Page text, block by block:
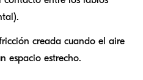
creada cuando el aire
espacio estrecho.